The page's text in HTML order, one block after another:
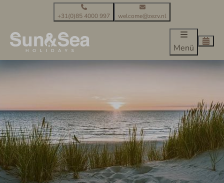
+31(0)85 4000 997 welcome@zezv.nl
Menü